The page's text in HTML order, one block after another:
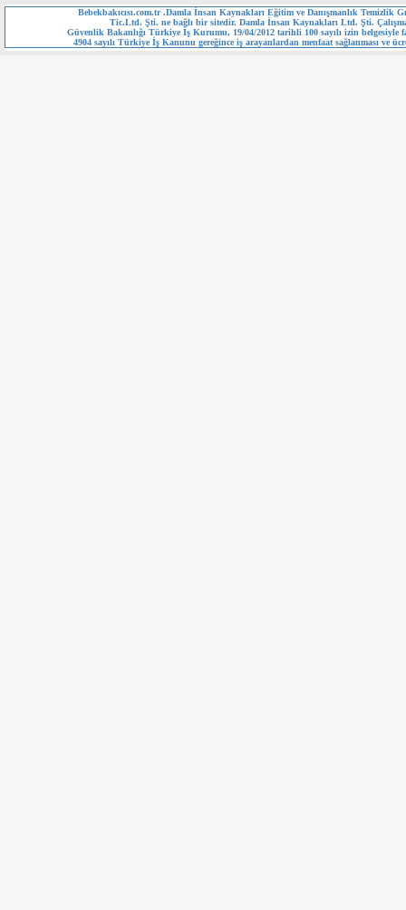
Bebekbakıcısı.com.tr .Damla İnsan Kaynakları Eğitim ve Danışmanlık Temizlik
Tic.Ltd. Şti. ne bağlı bir sitedir. Damla İnsan Kaynakları Ltd. Şti.
Güvenlik Bakanlığı Türkiye İş Kurumu, 19/04/2012 tarihli 100 sayılı izin belgesiyle
4904 sayılı Türkiye İş Kanunu gereğince iş arayanlardan menfaat sağlanması ve